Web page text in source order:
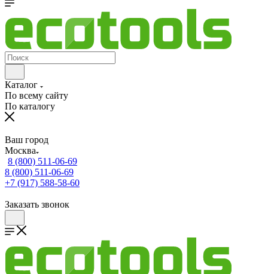
Каталог
По всему сайту
По каталогу
Ваш город
Москва
8 (800) 511-06-69
8 (800) 511-06-69
+7 (917) 588-58-60
Заказать звонок